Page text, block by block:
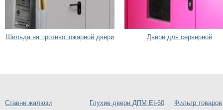
Шильда на противопожарной двери Двери для серверной
Ставни жалюзи
Глухие двери ДПМ EI-60
Фильтр товаров